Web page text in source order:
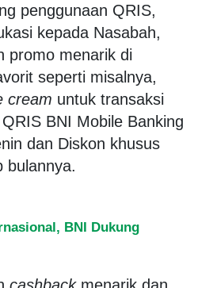
penggunaan QRIS,
kepada Nasabah,
promo menarik di
seperti misalnya,
cream untuk transaksi
BNI Mobile Banking
dan Diskon khusus
bulannya.
BNI Dukung